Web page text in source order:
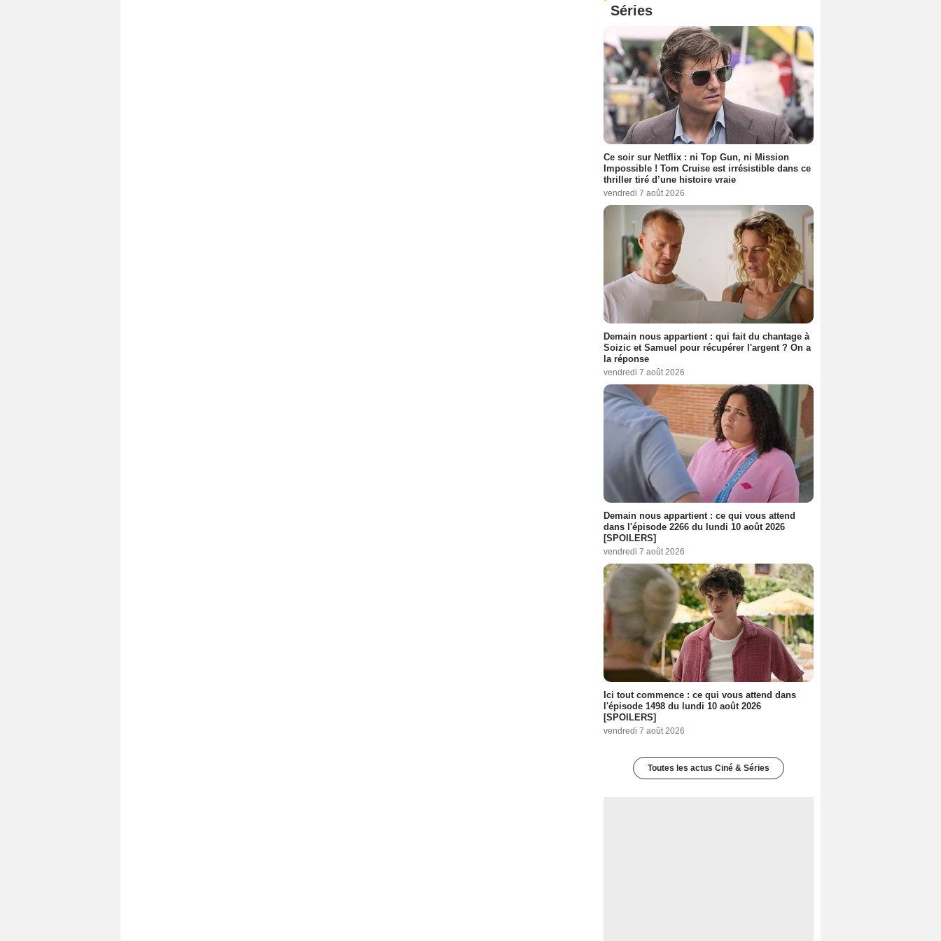
Séries
Ce soir sur Netflix : ni Top Gun, ni Mission
Impossible ! Tom Cruise est irrésistible dans ce
thriller tiré d’une histoire vraie
vendredi 7 août 2026
Demain nous appartient : qui fait du chantage à
Soizic et Samuel pour récupérer l'argent ? On a
la réponse
vendredi 7 août 2026
Demain nous appartient : ce qui vous attend
dans l'épisode 2266 du lundi 10 août 2026
[SPOILERS]
vendredi 7 août 2026
Ici tout commence : ce qui vous attend dans
l'épisode 1498 du lundi 10 août 2026
[SPOILERS]
vendredi 7 août 2026
Toutes les actus Ciné & Séries